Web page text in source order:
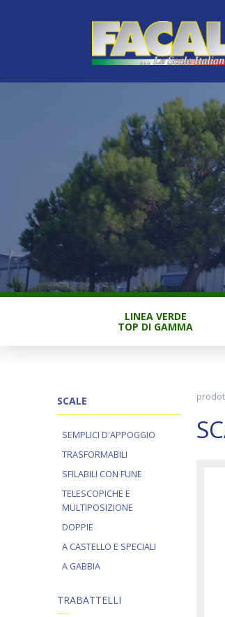
LINEA VERDE
TOP DI GAMMA
SCALE
SEMPLICI D'APPOGGIO
TRASFORMABILI
SFILABILI CON FUNE
TELESCOPICHE E
MULTIPOSIZIONE
DOPPIE
A CASTELLO E SPECIALI
A GABBIA
TRABATTELLI